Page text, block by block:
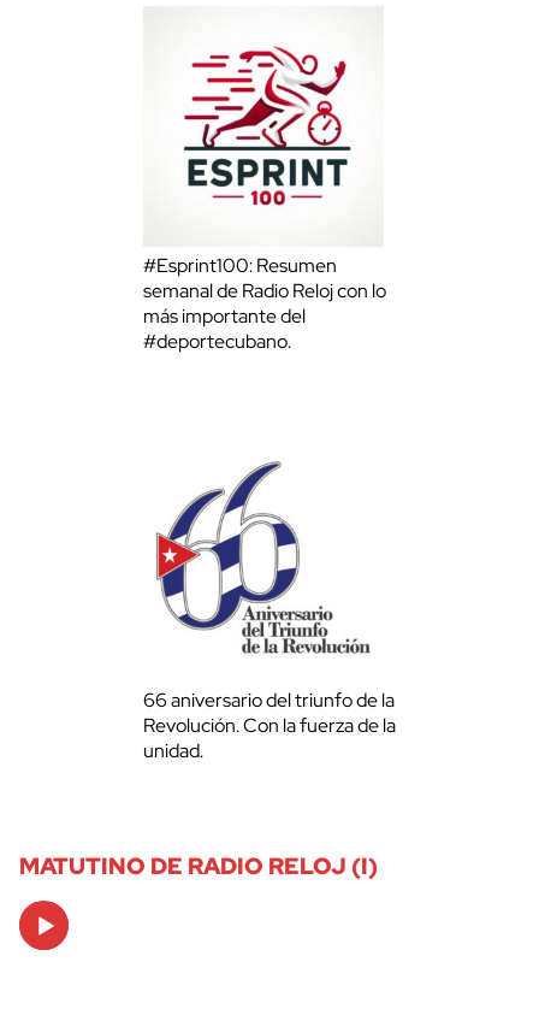
#Esprint100: Resumen
semanal de Radio Reloj con lo
más importante del
#deportecubano.
66 aniversario del triunfo de la
Revolución. Con la fuerza de la
unidad.
MATUTINO DE RADIO RELOJ (I)
Audio
Player